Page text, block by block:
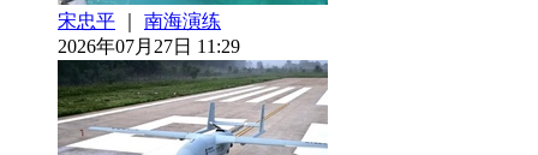
宋忠平
南海演练
2026年07月27日 11:29